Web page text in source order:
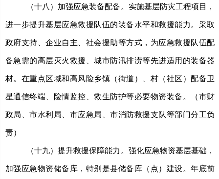
（十八）加强应急装备配备。 实施基层防灾工程项目，
进一步提升基层应急救援队伍的装备水平和救援能力。采取
政府支持、企业自主、社会援助等方式，为应急救援队伍配
备急需的高层灭火救援、城市防汛排涝等先进适用的装备器
材。在重点区域和高风险乡镇（街道）、村（社区）配备卫
星通信终端、险情监控、救生防护等必要物资装备。（市财
政局、市水利局、市应急局、市消防救援支队等部门分工负
责）
（十九）提升救援保障能力。 强化应急物资基层基础，
加强应急物资储备库，特别是县储备库（点）建设。年底前